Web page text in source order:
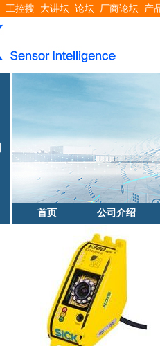
工控搜 大讲坛 论坛 厂商论坛 产
首页 公司介绍